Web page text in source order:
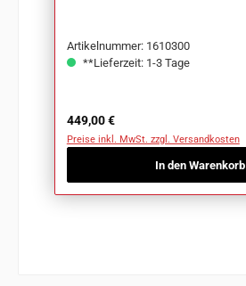
Artikelnummer: 1610300
**Lieferzeit: 1-3 Tage
Regulärer Preis:
449,00 €
Preise inkl. MwSt. zzgl. Versandkosten
In den Warenkorb